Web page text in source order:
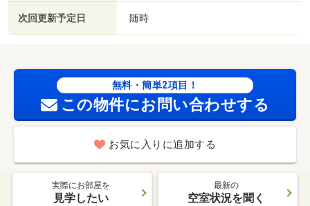
次回更新予定日 随時
無料・簡単2項目！
この物件にお問い合わせする
お気に入りに追加する
実際にお部屋を
見学したい
最新の
空室状況を聞く